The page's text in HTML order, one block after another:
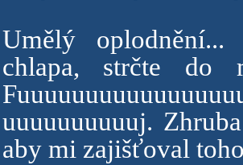
Umělý oplodnění...
chlapa, strčte do
uuuuuuuuuuj.
aby mi zajišťoval